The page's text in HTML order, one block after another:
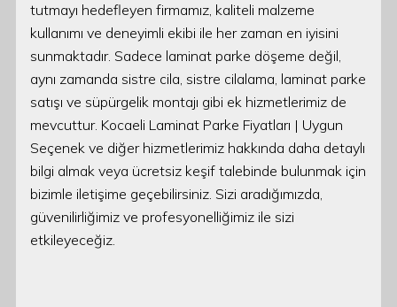
tutmayı hedefleyen firmamız, kaliteli malzeme
kullanımı ve deneyimli ekibi ile her zaman en iyisini
sunmaktadır. Sadece laminat parke döşeme değil,
aynı zamanda sistre cila, sistre cilalama, laminat parke
satışı ve süpürgelik montajı gibi ek hizmetlerimiz de
mevcuttur. Kocaeli Laminat Parke Fiyatları | Uygun
Seçenek ve diğer hizmetlerimiz hakkında daha detaylı
bilgi almak veya ücretsiz keşif talebinde bulunmak için
bizimle iletişime geçebilirsiniz. Sizi aradığımızda,
güvenilirliğimiz ve profesyonelliğimiz ile sizi
etkileyeceğiz.